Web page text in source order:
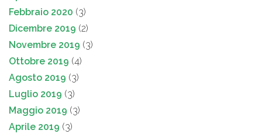
Febbraio 2020 (3)
Dicembre 2019 (2)
Novembre 2019 (3)
Ottobre 2019 (4)
Agosto 2019 (3)
Luglio 2019 (3)
Maggio 2019 (3)
Aprile 2019 (3)